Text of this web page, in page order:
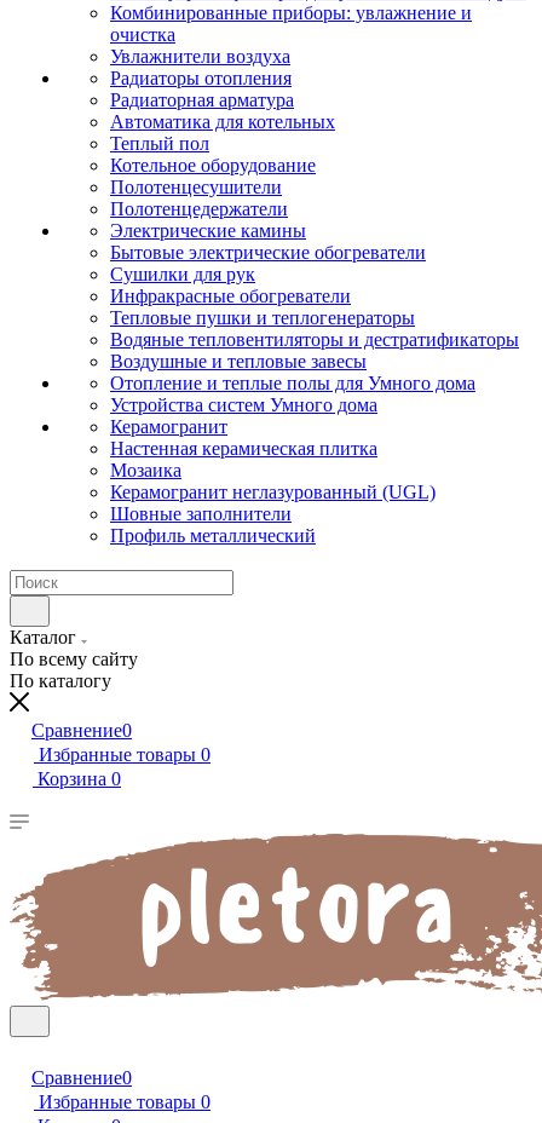
Комбинированные приборы: увлажнение и
очистка
Увлажнители воздуха
Радиаторы отопления
Радиаторная арматура
Автоматика для котельных
Теплый пол
Котельное оборудование
Полотенцесушители
Полотенцедержатели
Электрические камины
Бытовые электрические обогреватели
Сушилки для рук
Инфракрасные обогреватели
Тепловые пушки и теплогенераторы
Водяные тепловентиляторы и дестратификаторы
Воздушные и тепловые завесы
Отопление и теплые полы для Умного дома
Устройства систем Умного дома
Керамогранит
Настенная керамическая плитка
Мозаика
Керамогранит неглазурованный (UGL)
Шовные заполнители
Профиль металлический
Каталог
По всему сайту
По каталогу
Сравнение0
Избранные товары 0
Корзина 0
Сравнение0
Избранные товары 0